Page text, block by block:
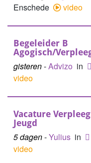
Enschede
video
Begeleider B
Agogisch/
gisteren-Advizo in
video
Vacature
Jeugd
5 dagen-Yulius in
video